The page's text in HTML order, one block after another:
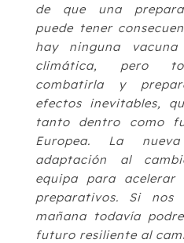
de que una
puede tener
hay ninguna
climática, pero
combatirla y
efectos inevitables,
tanto dentro como
Europea. La
adaptación al
equipa para
preparativos. Si nos
mañana todavía
futuro resiliente al